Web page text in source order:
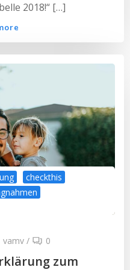
2018!“ […]
checkthis
vamv / 0
zum